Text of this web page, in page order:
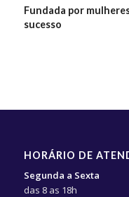
Fundada por
sucesso
HORÁRIO DE
Segunda a Sexta
das 8 as 18h